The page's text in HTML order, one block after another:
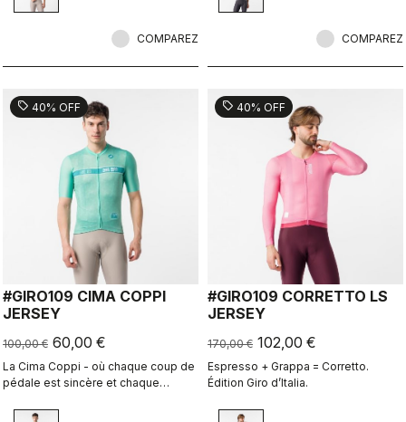
COMPAREZ COMPAREZ
sell 40% OFF
#GIRO109 CIMA COPPI
JERSEY
100,00 € 60,00 €
La Cima Coppi - où chaque coup de
pédale est sincère et chaque
sell 40% OFF
#GIRO109 CORRETTO LS
JERSEY
170,00 € 102,00 €
Espresso + Grappa = Corretto.
Édition Giro d’Italia.